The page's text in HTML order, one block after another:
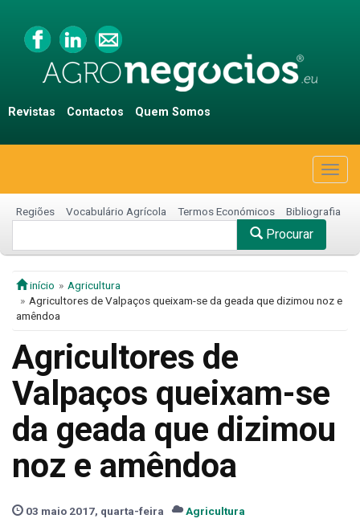
Revistas Contactos Quem Somos
Regiões Vocabulário Agrícola Termos Económicos Bibliografia
Procurar
início
Agricultura
Agricultores de Valpaços queixam-se da geada que dizimou noz e
amêndoa
Agricultores de
Valpaços queixam-se
da geada que dizimou
noz e amêndoa
03 maio 2017, quarta-feira Agricultura